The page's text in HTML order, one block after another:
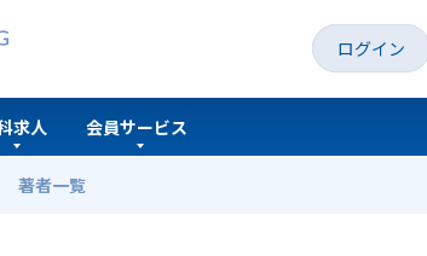
ログイン
著者一覧
求人 会員サービス
口腔難治性疾患アトラス